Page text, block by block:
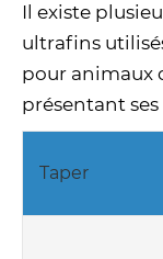
Il existe
ultrafins
pour animaux
présentant
Taper